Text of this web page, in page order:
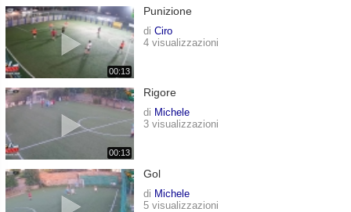
00:13
Punizione
di Ciro
4 visualizzazioni
00:13
Rigore
di Michele
3 visualizzazioni
Gol
di Michele
5 visualizzazioni